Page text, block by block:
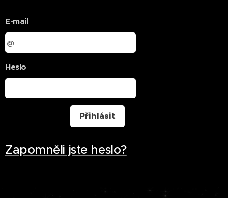
E-mail
Heslo
Přihlásit
Zapomněli jste heslo?